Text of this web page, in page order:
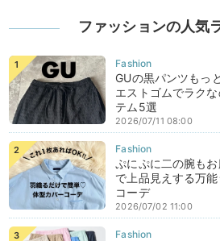
ファッションの人気
GUの黒パンツもっ
エストゴムでラク
テム5選
2026/07/11 08:00
ぷにぷに二の腕も
で上品見えする万
コーデ
2026/07/02 11:00